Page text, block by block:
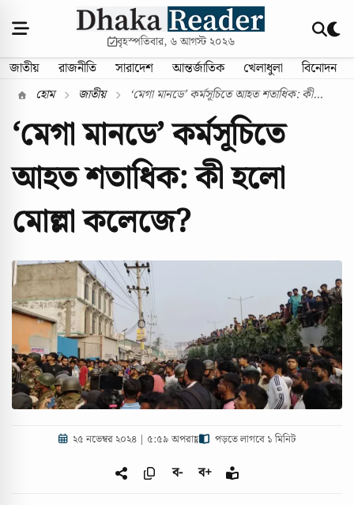
বৃহস্পতিবার, ৬ আগস্ট ২০২৬
জাতীয় রাজনীতি সারাদেশ আন্তর্জাতিক খেলাধুলা বিনোদন
হোম জাতীয় ‘মেগা মানডে’ কর্মসূচিতে আহত শতাধিক: কী...
‘মেগা মানডে’ কর্মসূচিতে
আহত শতাধিক: কী হলো
মোল্লা কলেজে?
২৫ নভেম্বর ২০২৪ | ৫:৫৯ অপরাহ্ণ পড়তে লাগবে ১ মিনিট
ব- ব+